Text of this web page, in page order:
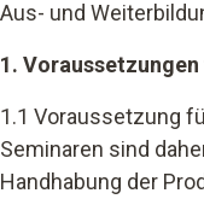
Aus- und
1.
1.1 Voraussetzung
Seminaren sind
Handhabung der